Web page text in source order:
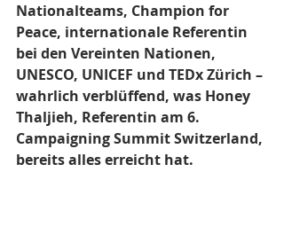
Nationalteams, Champion for
Peace, internationale Referentin
bei den Vereinten Nationen,
UNESCO, UNICEF und TEDx Zürich –
wahrlich verblüffend, was Honey
Thaljieh, Referentin am 6.
Campaigning Summit Switzerland,
bereits alles erreicht hat.